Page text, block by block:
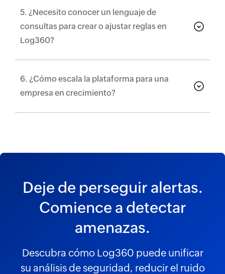
5. ¿Necesito conocer un lenguaje de
consultas para crear o ajustar reglas en
Log360?
6. ¿Cómo escala la plataforma para una
empresa en crecimiento?
Deje de perseguir alertas.
Comience a detectar
amenazas.
Descubra cómo Log360 puede unificar
su análisis de seguridad, reducir el ruido